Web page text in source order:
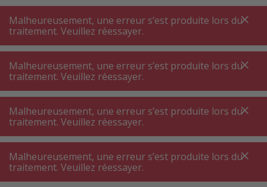
A +++
A+++
A +++
A+++
MyPost
MyPost
MENU RECHERCHE
Bien-être ⋅ massage Bain de pied ⋅ tapis bulles
Bain de pied ⋅ tapis bulles
Filtres de produits
Malheureusement, une erreur s’est produite lors du
traitement. Veuillez réessayer.
Malheureusement, une erreur s’est produite lors du
traitement. Veuillez réessayer.
Malheureusement, une erreur s’est produite lors du
traitement. Veuillez réessayer.
Malheureusement, une erreur s’est produite lors du
traitement. Veuillez réessayer.